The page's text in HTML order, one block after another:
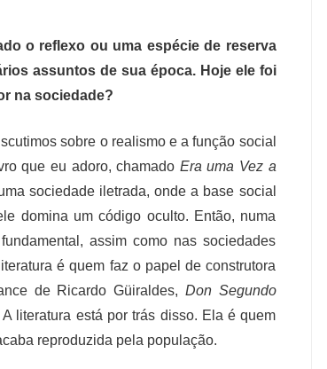
o reflexo ou uma espécie de reserva
assuntos de sua época. Hoje ele foi
na sociedade?
sobre o realismo e a função social
que eu adoro, chamado Era uma Vez a
sociedade iletrada, onde a base social
domina um código oculto. Então, numa
assim como nas sociedades
é quem faz o papel de construtora
de Ricardo Güiraldes, Don Segundo
literatura está por trás disso. Ela é quem
reproduzida pela população.